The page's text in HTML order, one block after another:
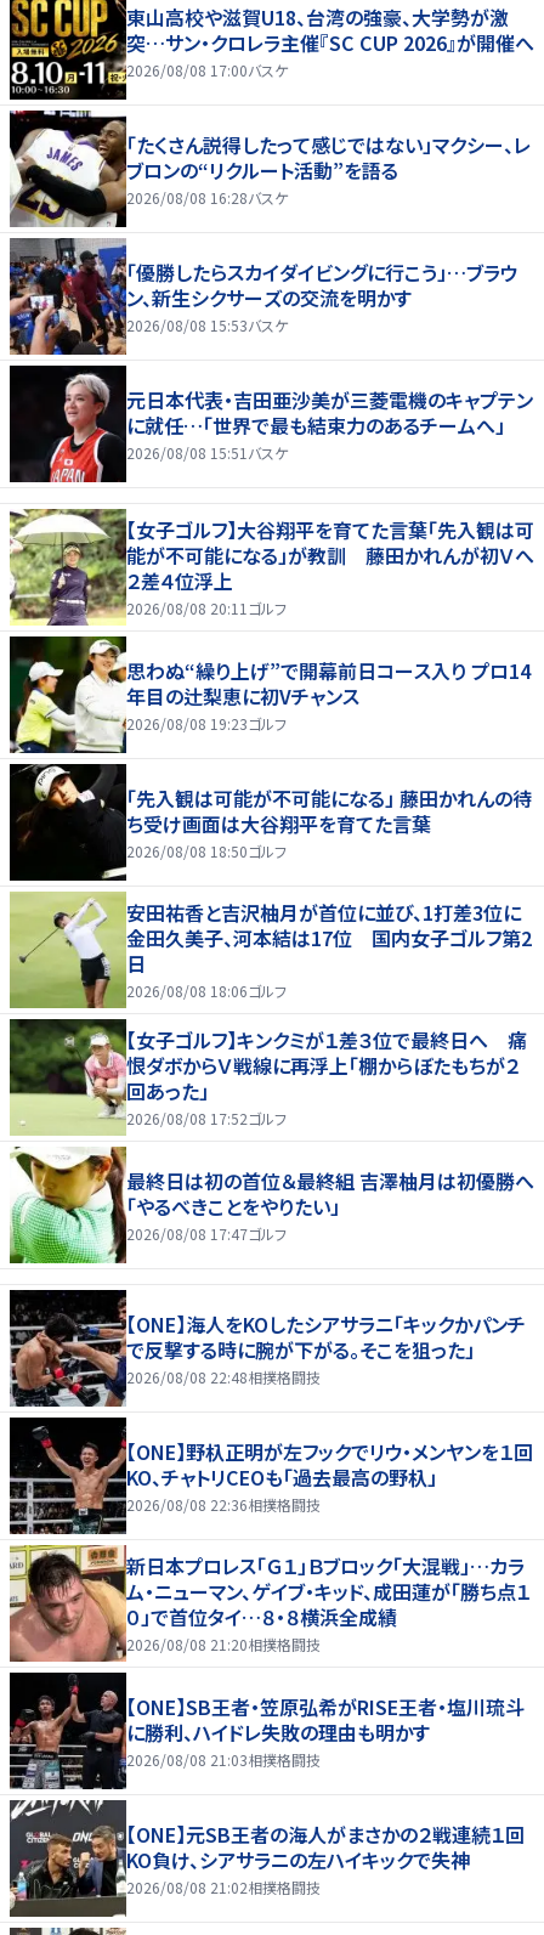
東山高校や滋賀U18、台湾の強豪、大学勢が激
突…サン・クロレラ主催『SC CUP 2026』が開催へ
2026/08/08 17:00バスケ
「たくさん説得したって感じではない」マクシー、レ
ブロンの“リクルート活動”を語る
2026/08/08 16:28バスケ
「優勝したらスカイダイビングに行こう」…ブラウ
ン、新生シクサーズの交流を明かす
2026/08/08 15:53バスケ
元日本代表・吉田亜沙美が三菱電機のキャプテン
に就任…「世界で最も結束力のあるチームへ」
2026/08/08 15:51 バスケ
【女子ゴルフ】大谷翔平を育てた言葉「先入観は可
能が不可能になる」が教訓 藤田かれんが初Ｖへ
２差４位浮上
2026/08/08 20:11 ゴルフ
思わぬ“繰り上げ”で開幕前日コース入り プロ14
年目の辻梨恵に初Vチャンス
2026/08/08 19:23ゴルフ
「先入観は可能が不可能になる」 藤田かれんの待
ち受け画面は大谷翔平を育てた言葉
2026/08/08 18:50ゴルフ
安田祐香と吉沢柚月が首位に並び、1打差3位に
金田久美子、河本結は17位 国内女子ゴルフ第2
日
2026/08/08 18:06ゴルフ
【女子ゴルフ】キンクミが１差３位で最終日へ 痛
恨ダボからＶ戦線に再浮上「棚からぼたもちが２
回あった」
2026/08/08 17:52ゴルフ
最終日は初の首位＆最終組 吉澤柚月は初優勝へ
「やるべきことをやりたい」
2026/08/08 17:47ゴルフ
【ONE】海人をKOしたシアサラニ「キックかパンチ
で反撃する時に腕が下がる。そこを狙った」
2026/08/08 22:48相撲格闘技
【ONE】野杁正明が左フックでリウ・メンヤンを１回
KO、チャトリCEOも「過去最高の野杁」
2026/08/08 22:36相撲格闘技
新日本プロレス「Ｇ１」Ｂブロック「大混戦」…カラ
ム・ニューマン、ゲイブ・キッド、成田蓮が「勝ち点１
０」で首位タイ…８・８横浜全成績
2026/08/08 21:20相撲格闘技
【ONE】SB王者・笠原弘希がRISE王者・塩川琉斗
に勝利、ハイドレ失敗の理由も明かす
2026/08/08 21:03相撲格闘技
【ONE】元SB王者の海人がまさかの２戦連続１回
KO負け、シアサラニの左ハイキックで失神
2026/08/08 21:02相撲格闘技